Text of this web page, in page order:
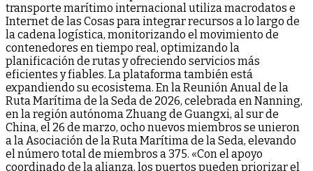
transporte marítimo internacional utiliza macrodatos e
Internet de las Cosas para integrar recursos a lo largo de
la cadena logística, monitorizando el movimiento de
contenedores en tiempo real, optimizando la
planificación de rutas y ofreciendo servicios más
eficientes y fiables. La plataforma también está
expandiendo su ecosistema. En la Reunión Anual de la
Ruta Marítima de la Seda de 2026, celebrada en Nanning,
en la región autónoma Zhuang de Guangxi, al sur de
China, el 26 de marzo, ocho nuevos miembros se unieron
a la Asociación de la Ruta Marítima de la Seda, elevando
el número total de miembros a 375. «Con el apoyo
coordinado de la alianza, los puertos pueden priorizar el